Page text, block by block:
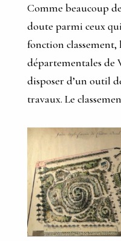
Comme beaucoup
doute parmi ceux
fonction classement,
départementales de
disposer d’un outil
travaux. Le